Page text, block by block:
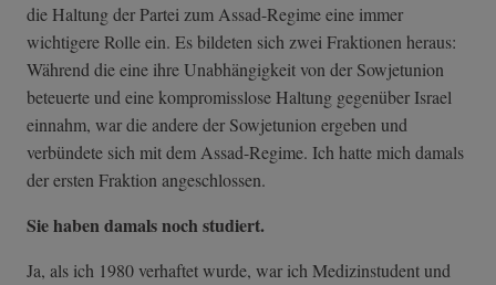
die Haltung der Partei zum Assad-Regime eine immer
wichtigere Rolle ein. Es bildeten sich zwei Fraktionen heraus:
Während die eine ihre Unabhängigkeit von der Sowjetunion
beteuerte und eine kompromisslose Haltung gegenüber Israel
einnahm, war die andere der Sowjetunion ergeben und
verbündete sich mit dem Assad-Regime. Ich hatte mich damals
der ersten Fraktion angeschlossen.
Sie haben damals noch studiert.
Ja, als ich 1980 verhaftet wurde, war ich Medizinstudent und